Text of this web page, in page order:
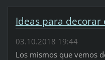
Ideas para decorar
03.10.2018 19:44
Los mismos que vemos